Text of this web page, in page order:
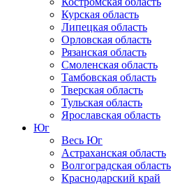
Курская область
Липецкая область
Орловская область
Рязанская область
Смоленская область
Тамбовская область
Тверская область
Тульская область
Ярославская область
Юг
Весь Юг
Астраханская область
Волгоградская область
Краснодарский край